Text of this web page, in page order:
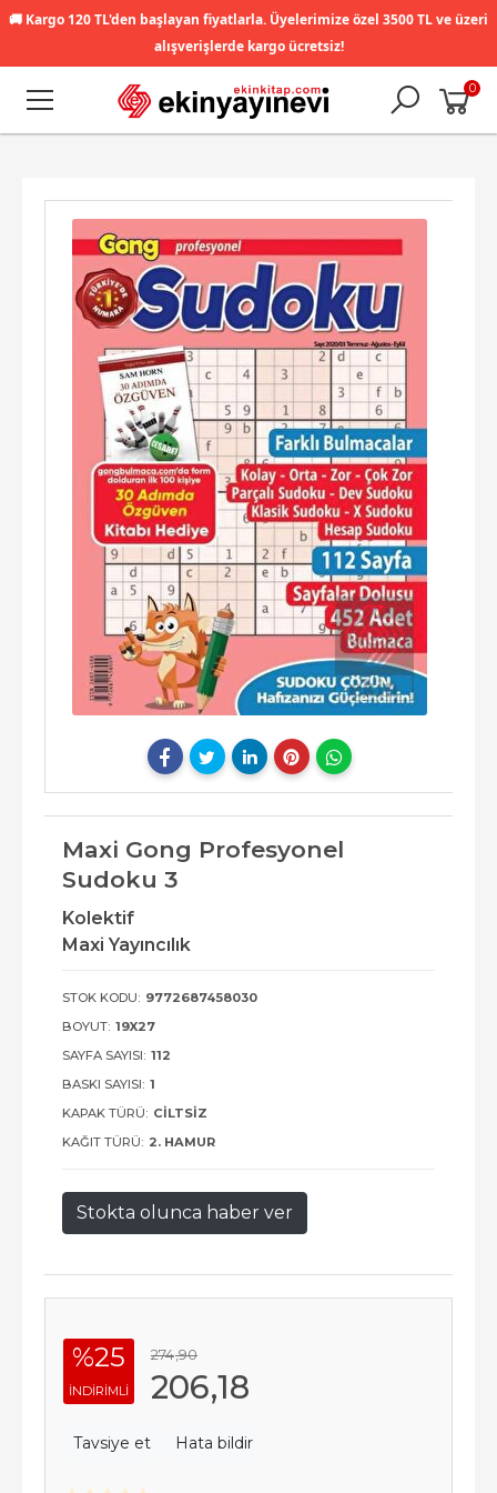
🚚 Kargo 120 TL'den başlayan fiyatlarla. Üyelerimize özel 3500 TL ve üzeri
alışverişlerde kargo ücretsiz!
0
Maxi Gong Profesyonel
Sudoku 3
Kolektif
Maxi Yayıncılık
STOK KODU: 9772687458030
BOYUT: 19X27
SAYFA SAYISI: 112
BASKI SAYISI: 1
KAPAK TÜRÜ: CILTSIZ
KAĞIT TÜRÜ: 2. HAMUR
Stokta olunca haber ver
%25
INDIRIMLI
274,90
206,18
Tavsiye et Hata bildir